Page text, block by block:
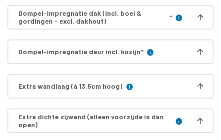
Dompel-impregnatie dak (incl. boei &
gordingen - excl. dakhout)
*
Dompel-impregnatie deur incl. kozijn*
Extra wandlaag (á 13,5cm hoog)
Extra dichte zijwand (alleen voorzijde is dan
open)